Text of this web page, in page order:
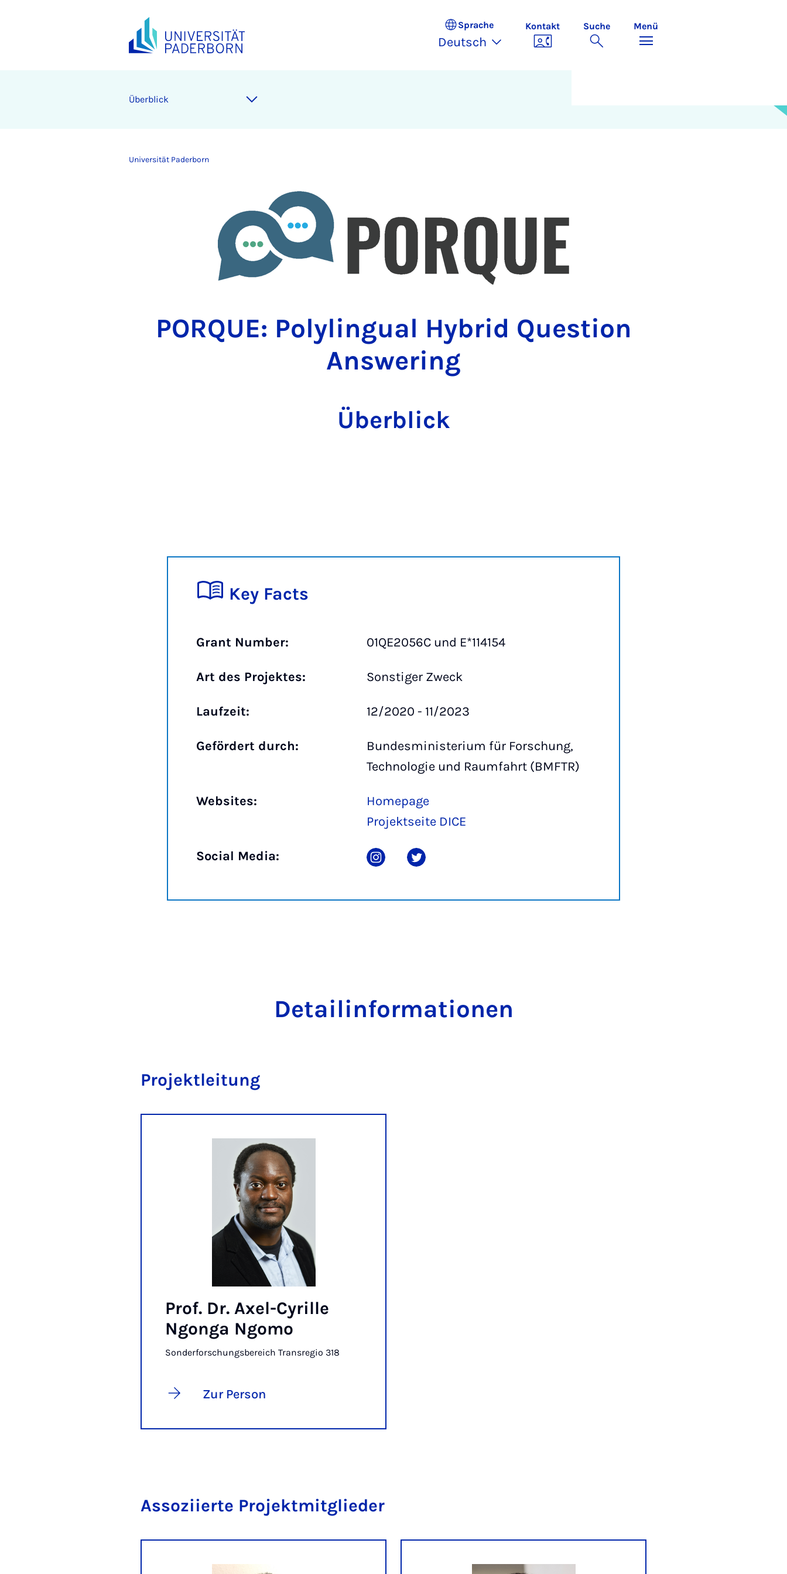
Sprache
Deutsch
Kontakt Suche Menü
Überblick
Universität Paderborn
PORQUE: Polylingual Hybrid Question
Answering
Überblick
Key Facts
Grant Number: 01QE2056C und E*114154
Art des Projektes: Sonstiger Zweck
Laufzeit: 12/2020 - 11/2023
Gefördert durch:
Bundesministerium für Forschung,
Technologie und Raumfahrt (BMFTR)
Websites:
Homepage
Projektseite DICE
Social Media:
Detailinformationen
Projektleitung
Prof. Dr. Axel-Cyrille
Ngonga Ngomo
Sonderforschungsbereich Transregio 318
Zur Person
Assoziierte Projektmitglieder